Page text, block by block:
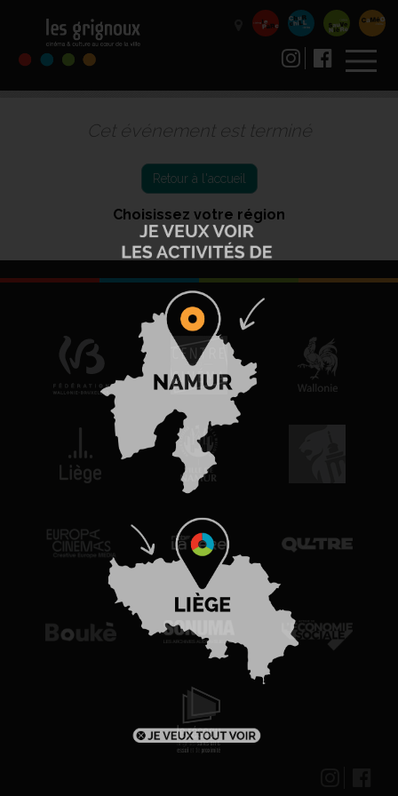
Cet événement est terminé
Retour à l'accueil
Choisissez votre région